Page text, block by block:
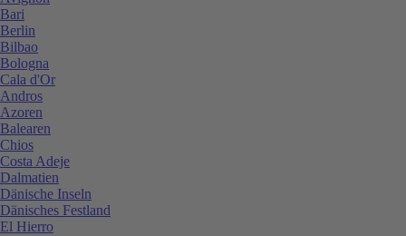
Bari
Berlin
Bilbao
Bologna
Cala d'Or
Andros
Azoren
Balearen
Chios
Costa Adeje
Dalmatien
Dänische Inseln
Dänisches Festland
El Hierro